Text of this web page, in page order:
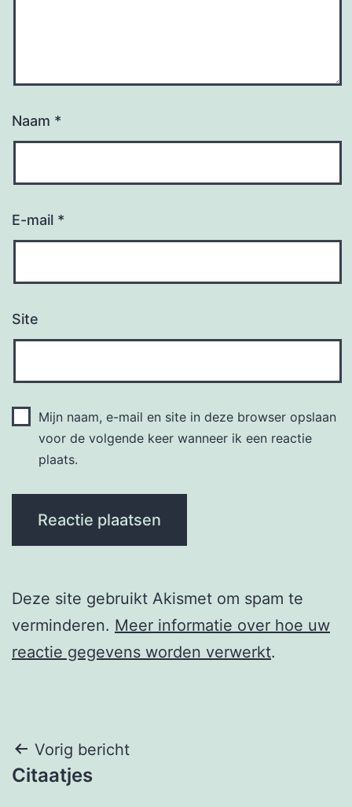
Naam *
E-mail *
Site
Mijn naam, e-mail en site in deze browser opslaan
voor de volgende keer wanneer ik een reactie
plaats.
Deze site gebruikt Akismet om spam te
verminderen. Meer informatie over hoe uw
reactie gegevens worden verwerkt.
Berichtnavigatie
Vorig bericht
Citaatjes